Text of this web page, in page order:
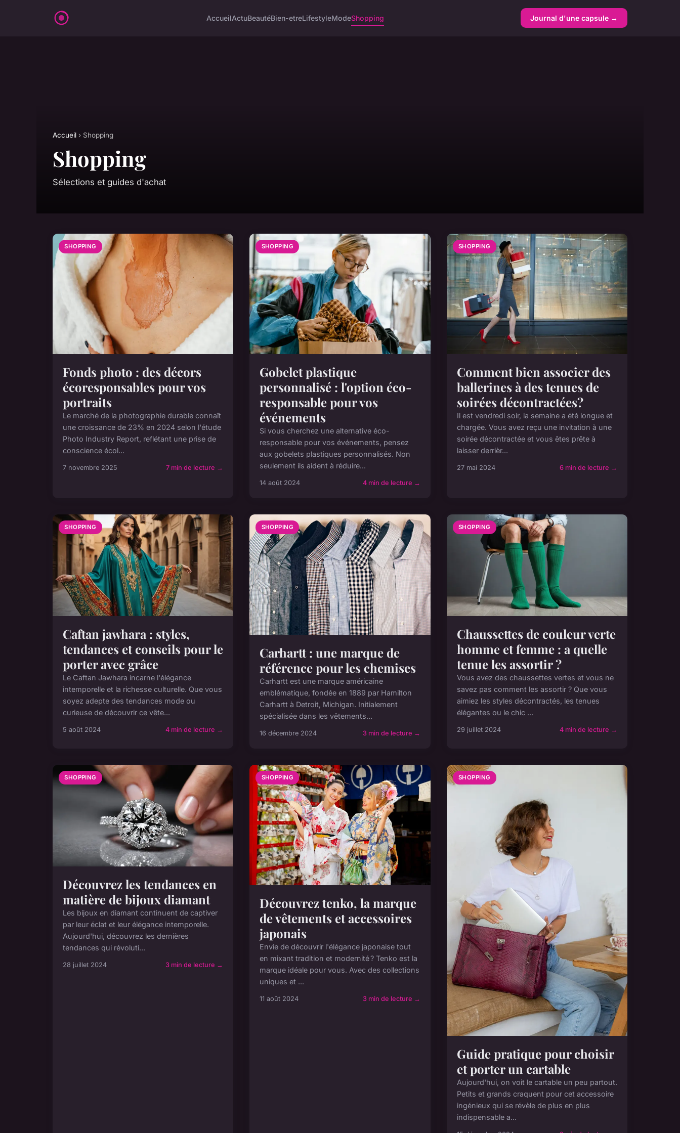
AccueilActuBeautéBien-etreLifestyleModeShopping Journal d'une capsule →
Accueil › Shopping
Shopping
Sélections et guides d'achat
SHOPPING
Fonds photo : des décors
écoresponsables pour vos
portraits
Le marché de la photographie durable connaît
une croissance de 23% en 2024 selon l'étude
Photo Industry Report, reflétant une prise de
conscience écol...
7 novembre 2025 7 min de lecture →
SHOPPING
Gobelet plastique
personnalisé : l'option éco-
responsable pour vos
événements
Si vous cherchez une alternative éco-
responsable pour vos événements, pensez
aux gobelets plastiques personnalisés. Non
seulement ils aident à réduire...
14 août 2024 4 min de lecture →
SHOPPING
Comment bien associer des
ballerines à des tenues de
soirées décontractées?
Il est vendredi soir, la semaine a été longue et
chargée. Vous avez reçu une invitation à une
soirée décontractée et vous êtes prête à
laisser derrièr...
27 mai 2024 6 min de lecture →
SHOPPING
Caftan jawhara : styles,
tendances et conseils pour le
porter avec grâce
Le Caftan Jawhara incarne l'élégance
intemporelle et la richesse culturelle. Que vous
soyez adepte des tendances mode ou
curieuse de découvrir ce vête...
5 août 2024 4 min de lecture →
SHOPPING
Carhartt : une marque de
référence pour les chemises
Carhartt est une marque américaine
emblématique, fondée en 1889 par Hamilton
Carhartt à Detroit, Michigan. Initialement
spécialisée dans les vêtements...
16 décembre 2024 3 min de lecture →
SHOPPING
Chaussettes de couleur verte
homme et femme : a quelle
tenue les assortir ?
Vous avez des chaussettes vertes et vous ne
savez pas comment les assortir ? Que vous
aimiez les styles décontractés, les tenues
élégantes ou le chic ...
29 juillet 2024 4 min de lecture →
SHOPPING
Découvrez les tendances en
matière de bijoux diamant
Les bijoux en diamant continuent de captiver
par leur éclat et leur élégance intemporelle.
Aujourd'hui, découvrez les dernières
tendances qui révoluti...
28 juillet 2024 3 min de lecture →
SHOPPING
Découvrez tenko, la marque
de vêtements et accessoires
japonais
Envie de découvrir l'élégance japonaise tout
en mixant tradition et modernité ? Tenko est la
marque idéale pour vous. Avec des collections
uniques et ...
11 août 2024 3 min de lecture →
SHOPPING
Guide pratique pour choisir
et porter un cartable
Aujourd'hui, on voit le cartable un peu partout.
Petits et grands craquent pour cet accessoire
ingénieux qui se révèle de plus en plus
indispensable a...